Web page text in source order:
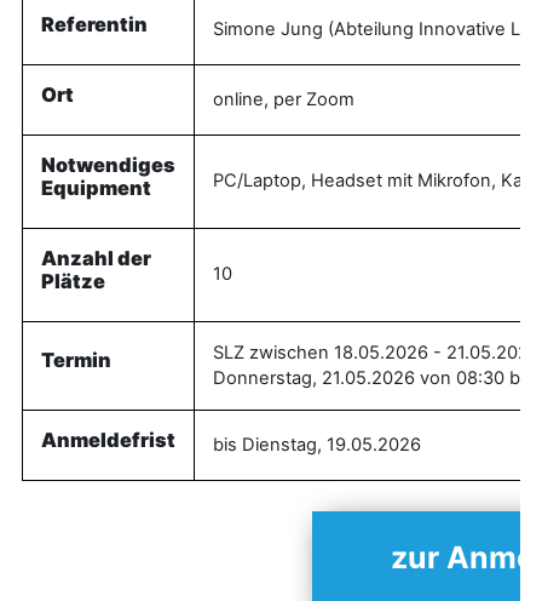
Referentin Simone Jung (Abteilung Innovative
Ort online, per Zoom
Notwendiges
Equipment
PC/Laptop, Headset mit Mikrofon,
Anzahl der
Plätze
10
Termin
SLZ zwischen 18.05.2026 -
Donnerstag, 21.05.2026 von 08:30 bis
Anmeldefrist bis Dienstag, 19.05.2026
zur